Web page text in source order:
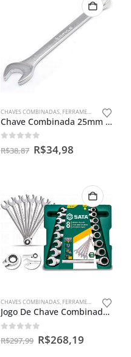
CHAVES COMBINADAS, FERRAMENTAS MANUAIS
Chave Combinada 25mm Mayle
out of 5
R$38,87 R$34,98
CHAVES COMBINADAS, FERRAMENTAS MANUAIS
Jogo De Chave Combinada Catracada 8 A 19 Mm 8 Peças Sata
out of 5
R$297,99 R$268,19